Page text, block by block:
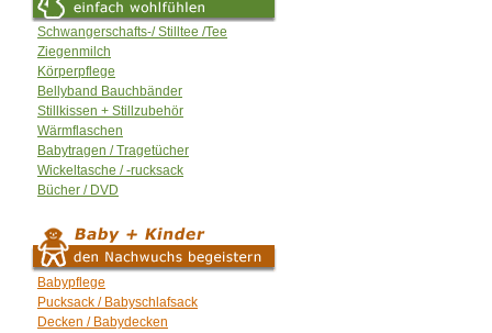
Schwangerschafts-/ Stilltee /Tee
Ziegenmilch
Körperpflege
Bellyband Bauchbänder
Stillkissen + Stillzubehör
Wärmflaschen
Babytragen / Tragetücher
Wickeltasche / -rucksack
Bücher / DVD
Babypflege
Pucksack / Babyschlafsack
Decken / Babydecken